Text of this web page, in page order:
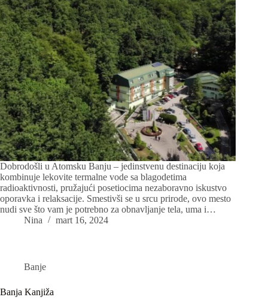
Dobrodošli u Atomsku Banju – jedinstvenu destinaciju koja
kombinuje lekovite termalne vode sa blagodetima
radioaktivnosti, pružajući posetiocima nezaboravno iskustvo
oporavka i relaksacije. Smestivši se u srcu prirode, ovo mesto
nudi sve što vam je potrebno za obnavljanje tela, uma i…
Nina
mart 16, 2024
Banje
Banja Kanjiža